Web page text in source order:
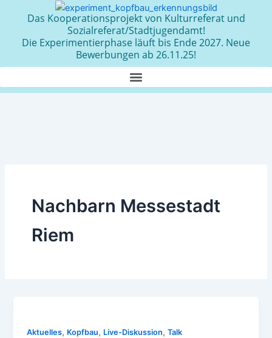
Das Kooperationsprojekt von Kulturreferat und
Sozialreferat/Stadtjugendamt!
Die Experimentierphase läuft bis Ende 2027. Neue
Bewerbungen ab 26.11.25!
Nachbarn Messestadt
Riem
Aktuelles, Kopfbau, Live-Diskussion,Talk